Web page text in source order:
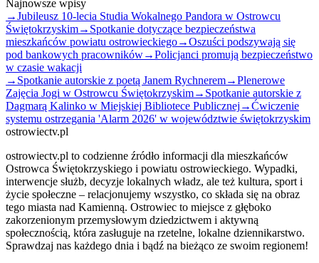
Najnowsze wpisy
→Jubileusz 10-lecia Studia Wokalnego Pandora w Ostrowcu
Świętokrzyskim→ Spotkanie dotyczące bezpieczeństwa
mieszkańców powiatu ostrowieckiego→Oszuści podszywają się
pod bankowych pracowników→Policjanci promują bezpieczeństwo
w czasie wakacji
→ Spotkanie autorskie z poetą Janem Rychnerem→Plenerowe
Zajęcia Jogi w Ostrowcu Świętokrzyskim→ Spotkanie autorskie z
Dagmarą Kalinko w Miejskiej Bibliotece Publicznej →Ćwiczenie
systemu ostrzegania 'Alarm 2026' w województwie świętokrzyskim
ostrowiectv.pl
ostrowiectv.pl to codzienne źródło informacji dla mieszkańców
Ostrowca Świętokrzyskiego i powiatu ostrowieckiego. Wypadki,
interwencje służb, decyzje lokalnych władz, ale też kultura, sport i
życie społeczne – relacjonujemy wszystko, co składa się na obraz
tego miasta nad Kamienną. Ostrowiec to miejsce z głęboko
zakorzenionym przemysłowym dziedzictwem i aktywną
społecznością, która zasługuje na rzetelne, lokalne dziennikarstwo.
Sprawdzaj nas każdego dnia i bądź na bieżąco ze swoim regionem!